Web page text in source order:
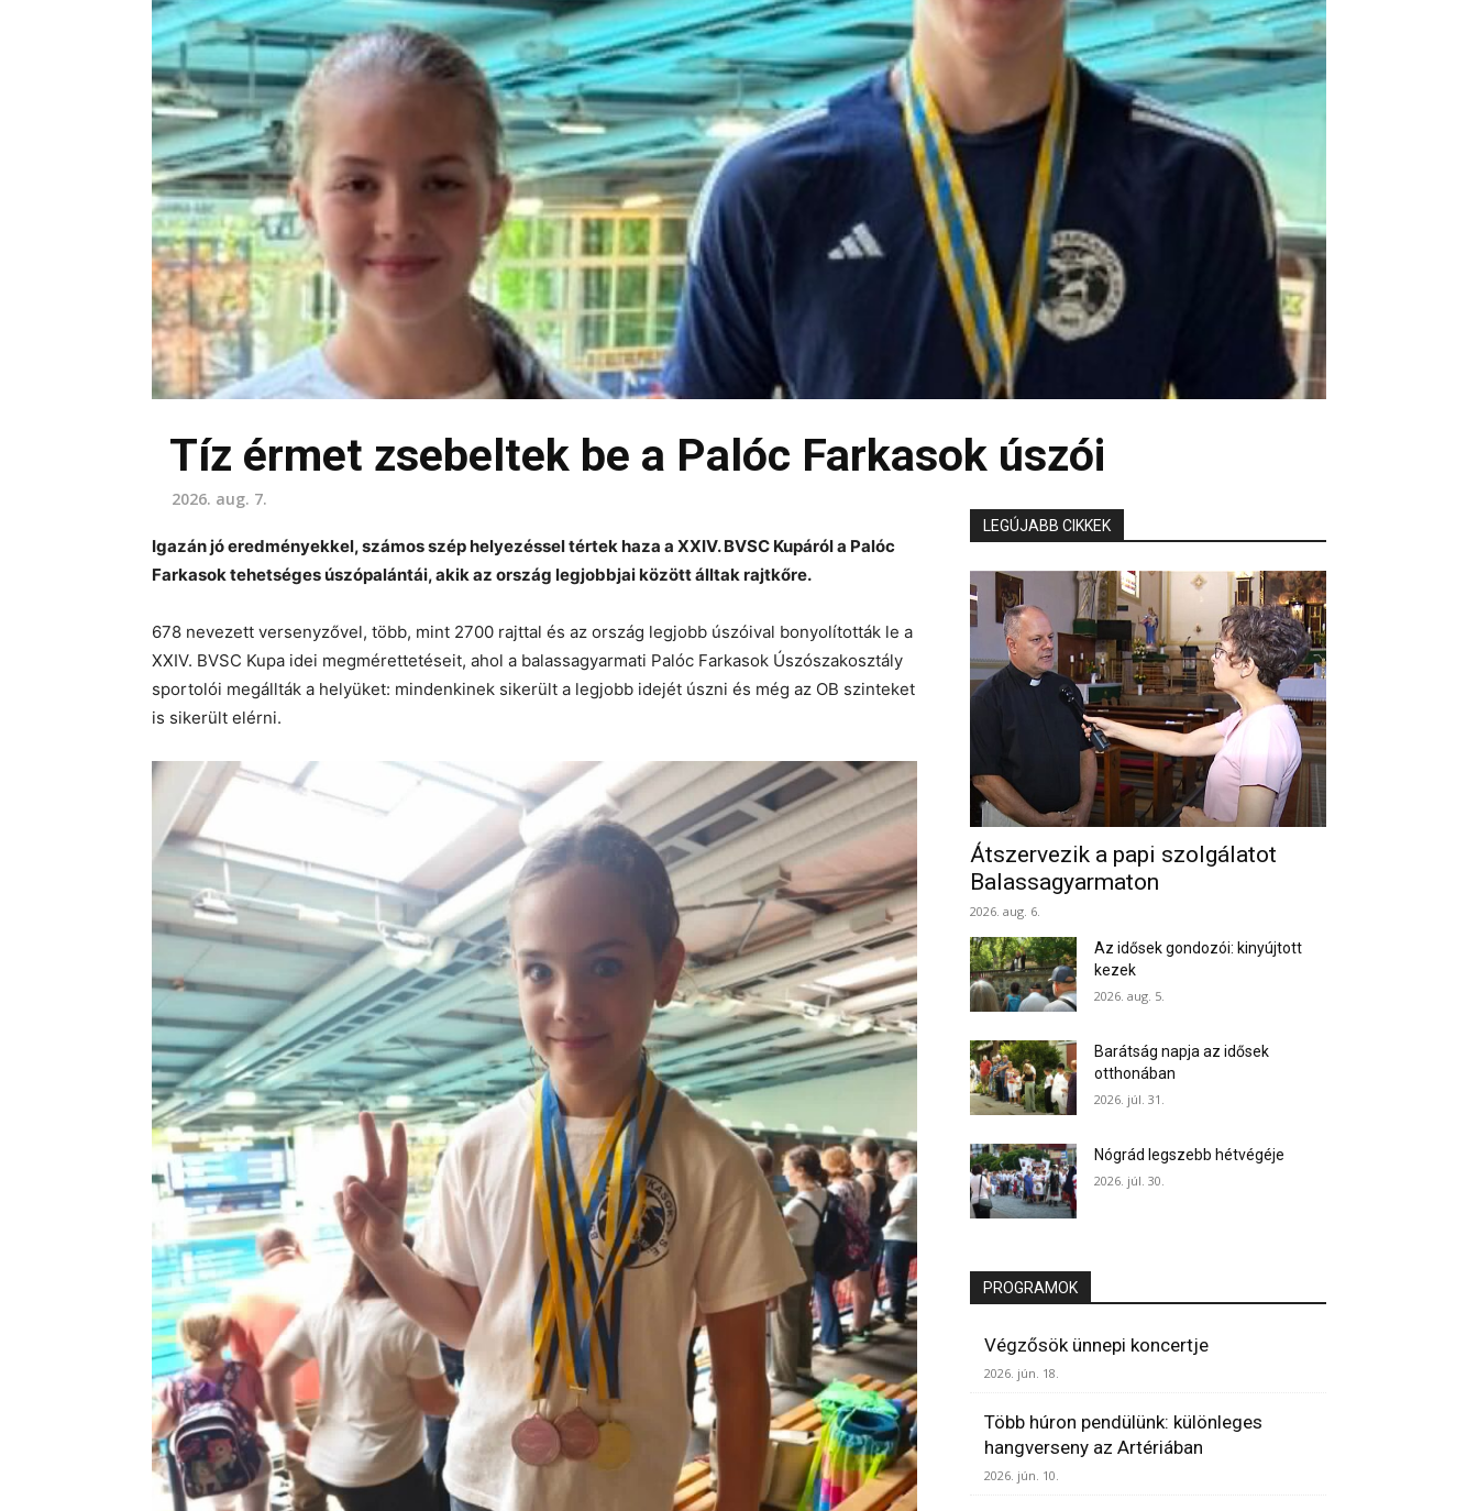
Tíz érmet zsebeltek be a Palóc Farkasok úszói
2026. aug. 7.
Igazán jó eredményekkel, számos szép helyezéssel tértek haza a XXIV. BVSC Kupáról a Palóc
Farkasok tehetséges úszópalántái, akik az ország legjobbjai között álltak rajtkőre.
678 nevezett versenyzővel, több, mint 2700 rajttal és az ország legjobb úszóival bonyolították le a
XXIV. BVSC Kupa idei megmérettetéseit, ahol a balassagyarmati Palóc Farkasok Úszószakosztály
sportolói megállták a helyüket: mindenkinek sikerült a legjobb idejét úszni és még az OB szinteket
is sikerült elérni.
LEGÚJABB CIKKEK
Átszervezik a papi szolgálatot
Balassagyarmaton
2026. aug. 6.
Az idősek gondozói: kinyújtott
kezek
2026. aug. 5.
Barátság napja az idősek
otthonában
2026. júl. 31.
Nógrád legszebb hétvégéje
2026. júl. 30.
PROGRAMOK
Végzősök ünnepi koncertje
2026. jún. 18.
Több húron pendülünk: különleges
hangverseny az Artériában
2026. jún. 10.